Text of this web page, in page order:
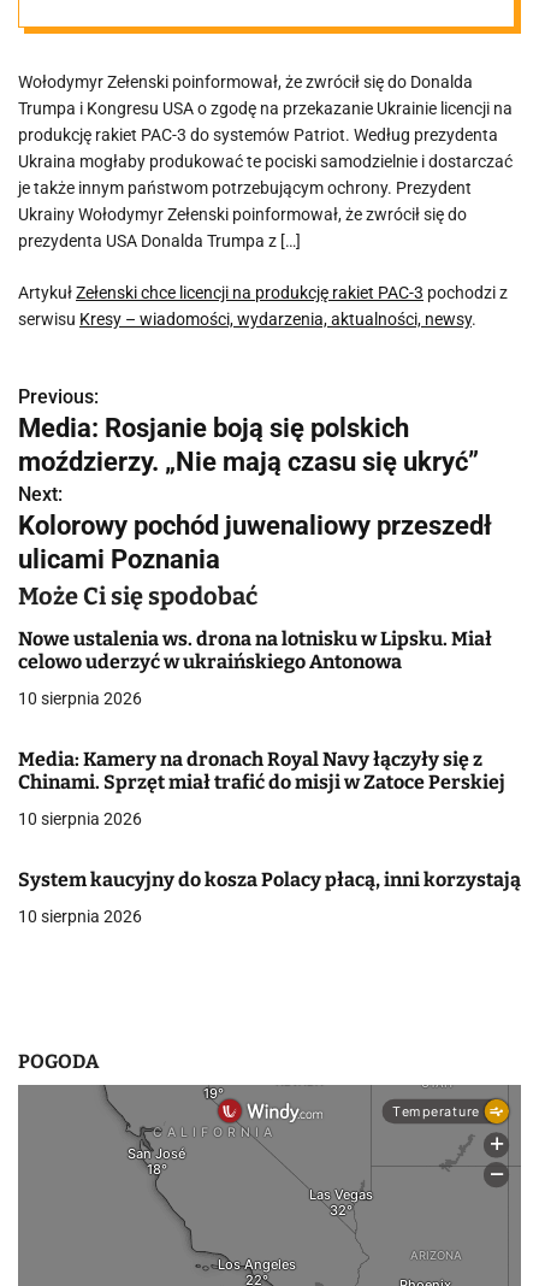
Wołodymyr Zełenski poinformował, że zwrócił się do Donalda
Trumpa i Kongresu USA o zgodę na przekazanie Ukrainie licencji na
produkcję rakiet PAC-3 do systemów Patriot. Według prezydenta
Ukraina mogłaby produkować te pociski samodzielnie i dostarczać
je także innym państwom potrzebującym ochrony. Prezydent
Ukrainy Wołodymyr Zełenski poinformował, że zwrócił się do
prezydenta USA Donalda Trumpa z […]
ArtykułZełenski chce licencji na produkcję rakiet PAC-3 pochodzi z
serwisu Kresy – wiadomości, wydarzenia, aktualności, newsy.
N
a
w
i
g
a
c
a
w
i
Previous:
Media: Rosjanie boją się polskich
moździerzy. „Nie mają czasu się ukryć”
Next:
Kolorowy pochód juwenaliowy przeszedł
ulicami Poznania
Może Ci się spodobać
Nowe ustalenia ws. drona na lotnisku w Lipsku. Miał
celowo uderzyć w ukraińskiego Antonowa
10 sierpnia 2026
Media: Kamery na dronach Royal Navy łączyły się z
Chinami. Sprzęt miał trafić do misji w Zatoce Perskiej
10 sierpnia 2026
System kaucyjny do kosza Polacy płacą, inni korzystają
10 sierpnia 2026
POGODA